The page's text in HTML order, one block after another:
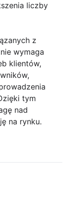
liczby
z
wymaga
klientów,
tym
nad
na rynku.